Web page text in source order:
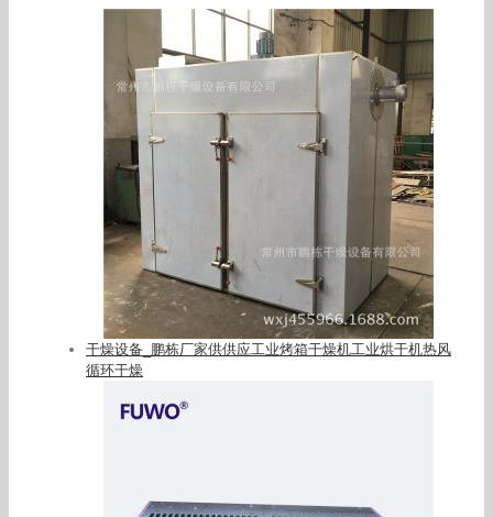
干燥设备_鹏栋厂家供供应工业烤箱干燥机工业烘干机热风
循环干燥